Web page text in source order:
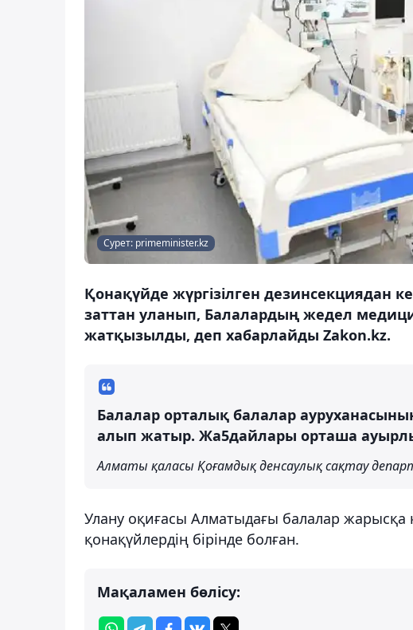
Сурет: primeminister.kz
Қонақүйде жүргізілген дезинсекциядан
заттан уланып, Балалардың жедел
жатқызылды, деп хабарлайды Zakon.kz.
Балалар орталық балалар
алып жатыр. Жа5дайлары орташа
Алматы қаласы Қоғамдық денсаулық сақтау
Улану оқиғасы Алматыдағы балалар жарысқа
қонақүйлердің бірінде болған.
Мақаламен бөлісу: